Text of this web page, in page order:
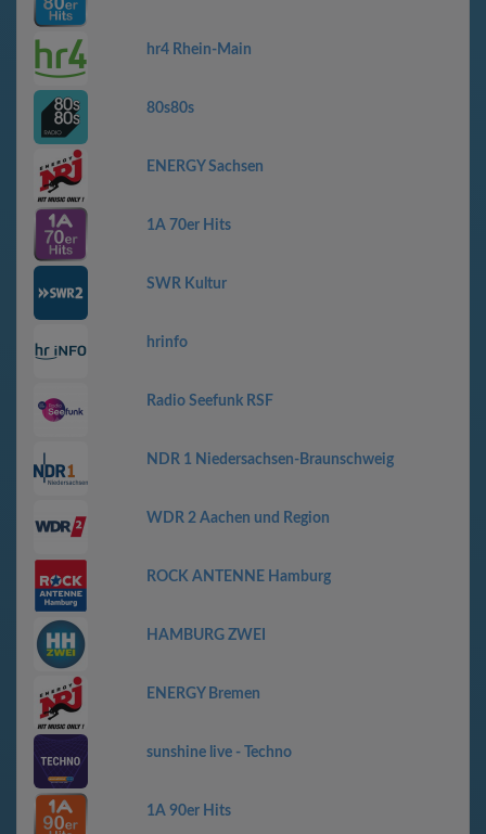
hr4 Rhein-Main
80s80s
ENERGY Sachsen
1A 70er Hits
SWR Kultur
hrinfo
Radio Seefunk RSF
NDR 1 Niedersachsen-Braunschweig
WDR 2 Aachen und Region
ROCK ANTENNE Hamburg
HAMBURG ZWEI
ENERGY Bremen
sunshine live - Techno
1A 90er Hits